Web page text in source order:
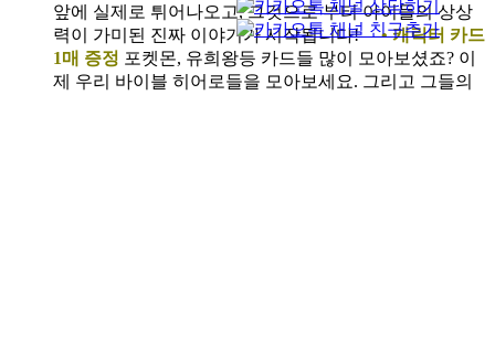
앞에 실제로 튀어나오고, 그것으로 부터 아이들의 상상
력이 가미된 진짜 이야기가 시작됩니다!• 캐릭터 카드
1매 증정 포켓몬, 유희왕등 카드들 많이 모아보셨죠? 이
제 우리 바이블 히어로들을 모아보세요. 그리고 그들의